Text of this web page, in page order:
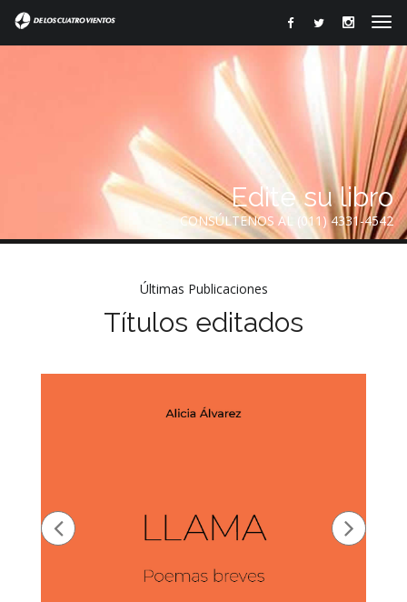
Edite su libro
CONSÚLTENOS AL (011) 4331-4542
Últimas Publicaciones
Títulos editados